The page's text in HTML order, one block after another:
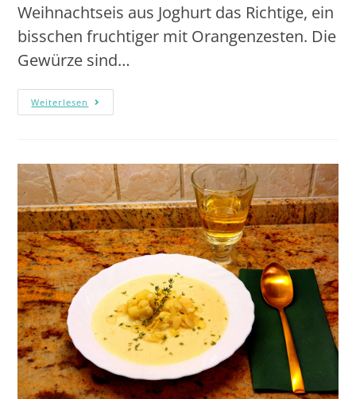
Weihnachtseis aus Joghurt das Richtige, ein
bisschen fruchtiger mit Orangenzesten. Die
Gewürze sind…
Weiterlesen